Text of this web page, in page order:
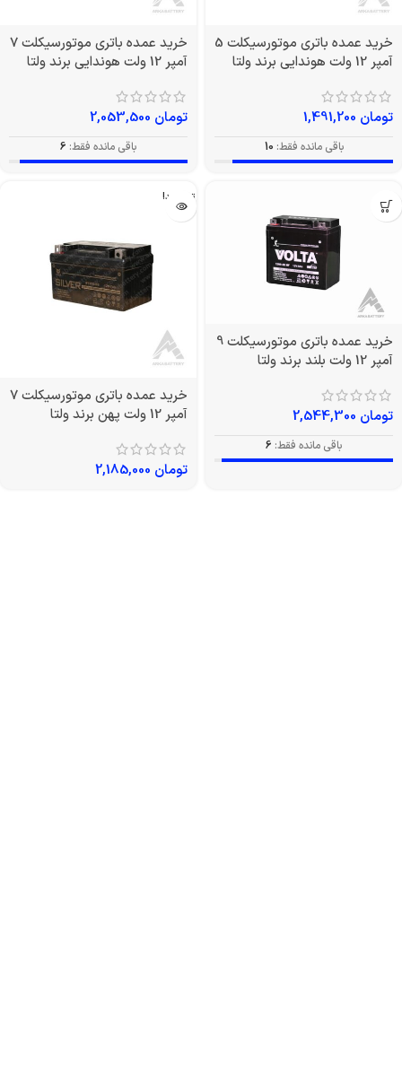
خرید عمده باتری موتورسیکلت
5 آمپر 12 ولت هوندایی برند ولتا
تومان
باقی مانده فقط: 10
خرید عمده باتری موتورسیکلت
7 آمپر 12 ولت هوندایی برند ولتا
تومان
باقی مانده فقط: 6
خرید عمده باتری موتورسیکلت
9 آمپر 12 ولت بلند برند ولتا
تومان
باقی مانده فقط: 6
تمام شد!
خرید عمده باتری موتورسیکلت
7 آمپر 12 ولت پهن برند ولتا
تومان